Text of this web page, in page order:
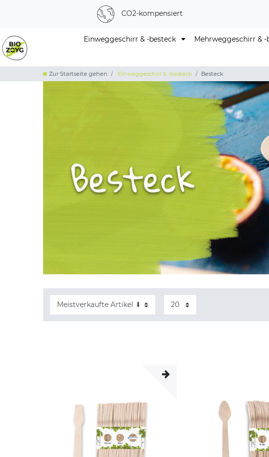
CO2-kompensiert
Einweggeschirr & -besteck Mehrweggeschirr & -
Zur Startseite gehen Einweggeschirr & -besteck Besteck